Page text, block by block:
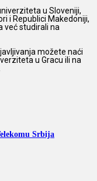
u Sloveniji,
i Republici Makedoniji,
već studirali na
možete naći
u Gracu ili na
Srbija